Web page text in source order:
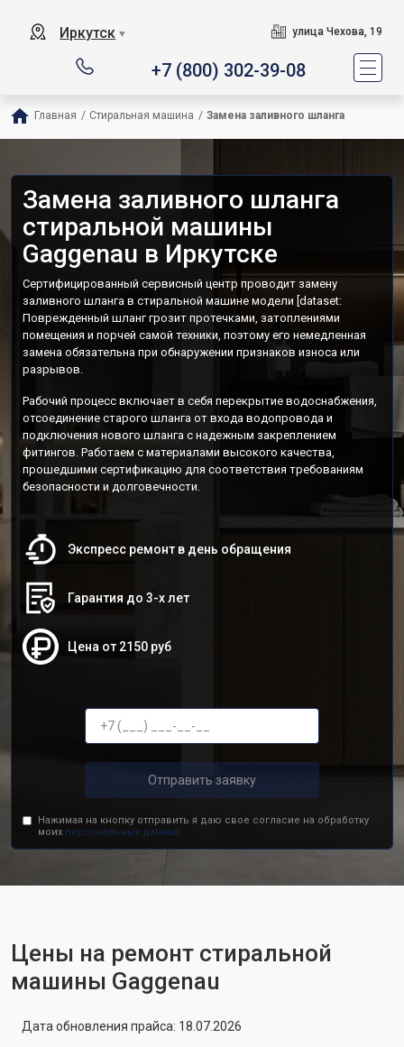
Иркутск ▼ улица Чехова, 19
+7 (800) 302-39-08
Главная / Стиральная машина / Замена заливного шланга
Замена заливного шланга
стиральной машины
Gaggenau в Иркутске
Сертифицированный сервисный центр проводит замену
заливного шланга в стиральной машине модели [dataset:
Поврежденный шланг грозит протечками, затоплениями
помещения и порчей самой техники, поэтому его немедленная
замена обязательна при обнаружении признаков износа или
разрывов.
Рабочий процесс включает в себя перекрытие водоснабжения,
отсоединение старого шланга от входа водопровода и
подключения нового шланга с надежным закреплением
фитингов. Работаем с материалами высокого качества,
прошедшими сертификацию для соответствия требованиям
безопасности и долговечности.
Экспресс ремонт в день обращения
Гарантия до 3-х лет
Цена от 2150 руб
Отправить заявку
Нажимая на кнопку отправить я даю свое согласие на обработку
моих персональных данных.
Цены на ремонт стиральной
машины Gaggenau
Дата обновления прайса: 18.07.2026